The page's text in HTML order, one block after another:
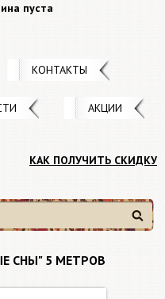
пуста
КОНТАКТЫ
АКЦИИ
КАК ПОЛУЧИТЬ СКИДКУ
Найти
СНЫ" 5 МЕТРОВ